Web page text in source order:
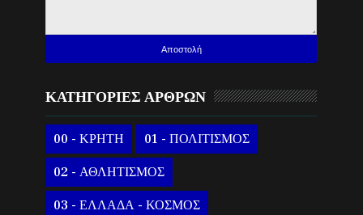
ΚΑΤΗΓΟΡΙΕΣ ΑΡΘΡΩΝ
00 - ΚΡΗΤΗ 01 - ΠΟΛΙΤΙΣΜΟΣ
02 - ΑΘΛΗΤΙΣΜΟΣ
03 - ΕΛΛΑΔΑ - ΚΟΣΜΟΣ